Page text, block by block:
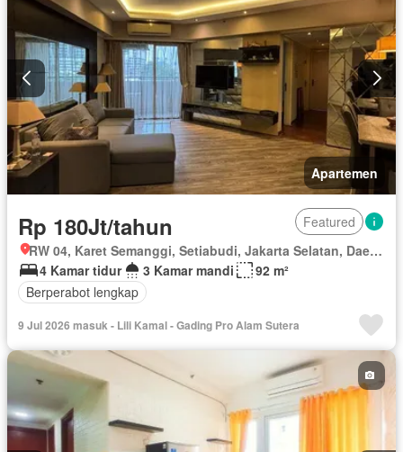
Kabel video
Tangki air Air Wifi
Halaman
Berperabot lengkap
Apartemen
Rp 180Jt/tahun
Featured
RW 04, Karet Semanggi, Setiabudi, Jakarta Selatan, Daerah Khusus Ibukota Jakarta
4 Kamar tidur
3 Kamar mandi
92 m²
Berperabot lengkap
9 Jul 2026 masuk - Lili Kamal - Gading Pro Alam Sutera